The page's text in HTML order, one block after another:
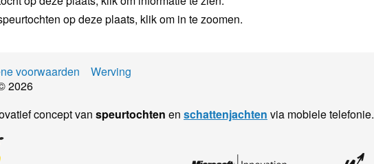
op deze plaats, klik om in te zoomen.
voorwaarden
Werving
2026
concept van speurtochten en schattenjachten via mobiele telefonie.